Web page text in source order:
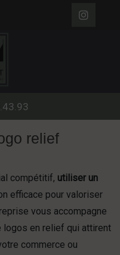
relief
compétitif, utiliser un
efficace pour valoriser
vous accompagne
logos en relief qui attirent
commerce ou